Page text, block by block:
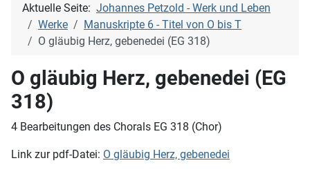
Aktuelle Seite: Johannes Petzold - Werk und Leben
Werke
Manuskripte 6 - Titel von O bis T
O gläubig Herz, gebenedei (EG 318)
O gläubig Herz, gebenedei (EG
318)
4 Bearbeitungen des Chorals EG 318 (Chor)
Link zur pdf-Datei: O gläubig Herz, gebenedei